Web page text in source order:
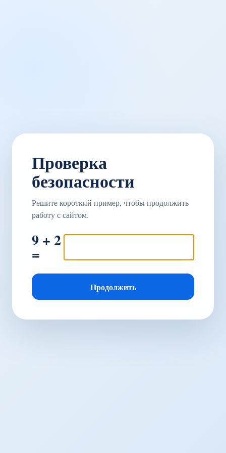
Проверка
безопасности
Решите короткий пример, чтобы продолжить
работу с сайтом.
9 + 2
=
Продолжить